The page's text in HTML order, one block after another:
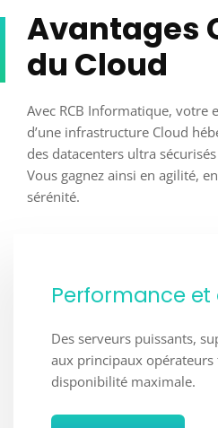
Avantages
du Cloud
Avec RCB Informatique, votre
d’une infrastructure Cloud
des datacenters ultra
Vous gagnez ainsi en agilité,
sérénité.
Performance
Des serveurs puissants,
aux principaux
disponibilité maximale.